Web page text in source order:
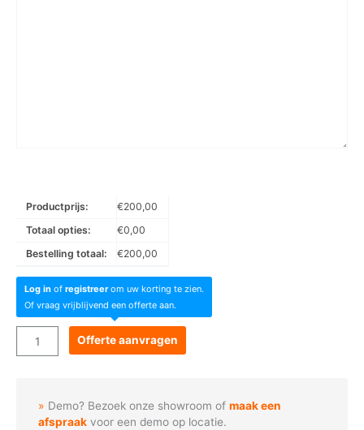
Productprijs: €200,00
Totaal opties:
€0,00
Bestelling totaal:
€200,00
Log in of registreerom uw korting te zien.
Of vraag vrijblijvend een offerte aan.
Goboservice
-
(T1005)
Offerte aanvragen
Demo? Bezoek onze showroom ofmaak een
afspraak voor een demo op locatie.